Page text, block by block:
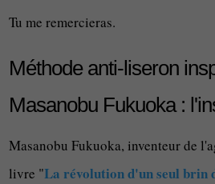
Tu me remercieras.
Méthode anti-liseron
Masanobu Fukuoka :
Masanobu Fukuoka, inventeur de
livre "La révolution d'un seul brin